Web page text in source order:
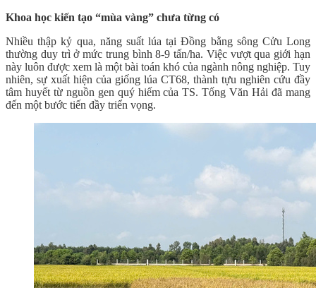
Khoa học kiến tạo “mùa vàng” chưa từng có
Nhiều thập kỷ qua, năng suất lúa tại Đồng bằng sông Cửu Long
thường duy trì ở mức trung bình 8-9 tấn/ha. Việc vượt qua giới hạn
này luôn được xem là một bài toán khó của ngành nông nghiệp. Tuy
nhiên, sự xuất hiện của giống lúa CT68, thành tựu nghiên cứu đầy
tâm huyết từ nguồn gen quý hiếm của TS. Tống Văn Hải đã mang
đến một bước tiến đầy triển vọng.